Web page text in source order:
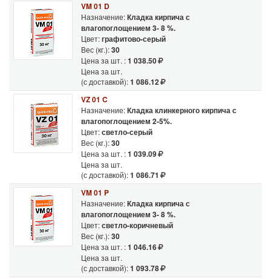
VM 01 D
Назначение:Кладка кирпича с
влагопоглощением 3- 8 %.
Цвет:графитово-серый
Вес (кг.):30
Цена за шт. :1 038.50
Цена за шт.
(с доставкой):1 086.12
VZ 01 C
Назначение:Кладка клинкерного кирпича с
влагопоглощением 2-5%.
Цвет:светло-серый
Вес (кг.):30
Цена за шт. :1 039.09
Цена за шт.
(с доставкой):1 086.71
VM 01 P
Назначение:Кладка кирпича с
влагопоглощением 3- 8 %.
Цвет:светло-коричневый
Вес (кг.):30
Цена за шт. :1 046.16
Цена за шт.
(с доставкой):1 093.78